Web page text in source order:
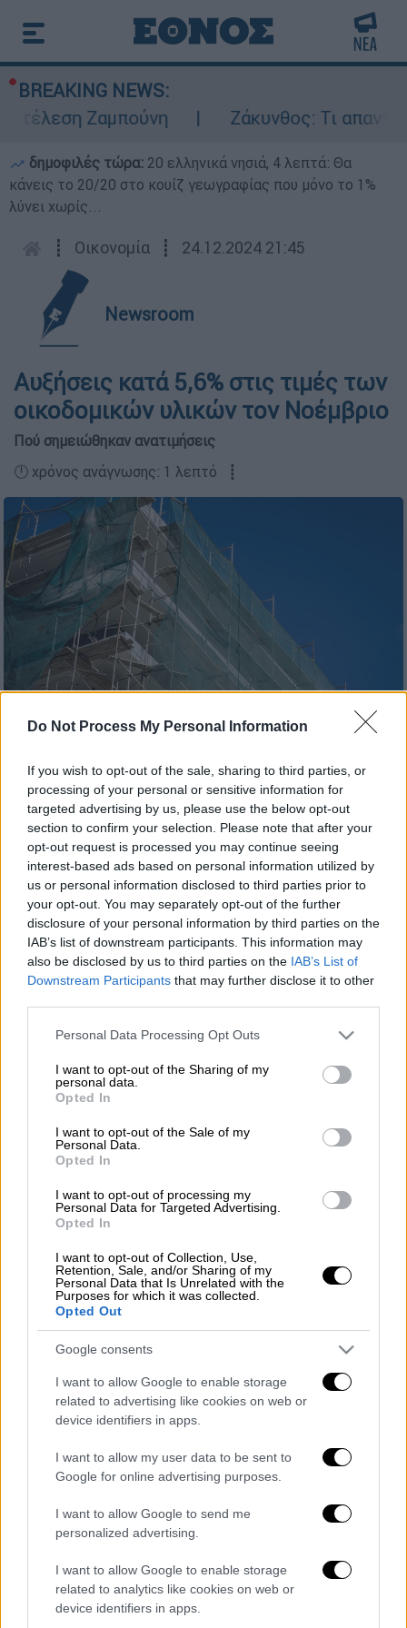
Do Not Process My Personal Information
If you wish to opt-out of the sale, sharing to third parties, or
processing of your personal or sensitive information for
targeted advertising by us, please use the below opt-out
section to confirm your selection. Please note that after your
opt-out request is processed you may continue seeing
interest-based ads based on personal information utilized by
us or personal information disclosed to third parties prior to
your opt-out. You may separately opt-out of the further
disclosure of your personal information by third parties on the
IAB’s list of downstream participants. This information may
also be disclosed by us to third parties on the IAB’s List of
Downstream Participants that may further disclose it to other
Please note that this website/app uses one or more Google
not limited to your visit or usage behaviour. You may click to
grant or deny consent to Google and its third-party tags to
use your data for below specified purposes in below Google
consent section.
Personal Data Processing Opt Outs
I want to opt-out of the Sharing of my
personal data.
Opted In
I want to opt-out of the Sale of my
Personal Data.
Opted In
I want to opt-out of processing my
Personal Data for Targeted Advertising.
Opted In
I want to opt-out of Collection, Use,
Retention, Sale, and/or Sharing of my
Personal Data that Is Unrelated with the
Purposes for which it was collected.
Opted Out
Google consents
I want to allow Google to enable storage
related to advertising like cookies on web or
device identifiers in apps.
I want to allow my user data to be sent to
Google for online advertising purposes.
I want to allow Google to send me
personalized advertising.
I want to allow Google to enable storage
related to analytics like cookies on web or
device identifiers in apps.
BREAKING NEWS:
Ζαμπούνη
Ζάκυνθος: Τι απαντά
δημοφιλές τώρα: 20 ελληνικά νησιά, 4 λεπτά: Θα
κάνεις το 20/20 στο κουίζ γεωγραφίας που μόνο το 1%
λύνει χωρίς...
┋ Οικονομία ┋ 24.12.2024 21:45
Newsroom
Αυξήσεις κατά 5,6% στις τιμές των
οικοδομικών υλικών τον Νοέμβριο
Πού σημειώθηκαν ανατιμήσεις
🕛 χρόνος ανάγνωσης: 1 λεπτό ┋
Προσθέστε το ΕΘΝΟΣ στη Google
Περαιτέρω αυξήσεις κατά 5,6%
καταγράφηκαν στις τιμές τωνοικοδομικών
υλικώνσυνολικάτον Νοέμβριο εφέτος
καθώς υπήρξαν ανατιμήσεις σε όλες τις
επιμέρους κατηγορίες των υλικών εκτός
από το πετρέλαιο κίνησης.
Ειδικότερα, σημειώθηκαν ανατιμήσεις σε:
Τούβλα(11,5%),Αγωγούς χάλκινους
(9,7%),
σώματα(8,1%),Διακόπτες(7,2%),
Ηλεκτρική
ενέργεια(7,1%),
συνθετικούς, ινοτσιμέντου(7%),
Πλακίδια
γενικά- δαπέδου
Παρκέτα
(5,5%),
σκυροδέματος(5,5%),Ηλιακούς
θερμοσίφωνες
(5,2%), Τσιμέντο
ακρυλικό, νερού(5%),Έτοιμο σκυρόδεμα
(4,7%),Μαρμαρόπλακες(4,6%) και
οπλισμού (4%). Μείωση τιμής κατά 8,9%
καταγράφηκε στο Πετρέλαιο κίνησης
Όπως ανακοίνωσε ηΕΛΣΤΑΤ, ο γενικός
δείκτης τιμών υλικών κατασκευής νέων
κτιρίων κατοικιών παρουσίασε αύξηση 5,6%
τον Νοέμβριο 2024 σε σύγκριση με τον
έναντι αύξησης 5,7% που σημειώθηκε κατά
τη σύγκριση των αντίστοιχων δεικτών το
2023 με το 2022.
Παράλληλα, ο γενικός δείκτης παρουσίασε